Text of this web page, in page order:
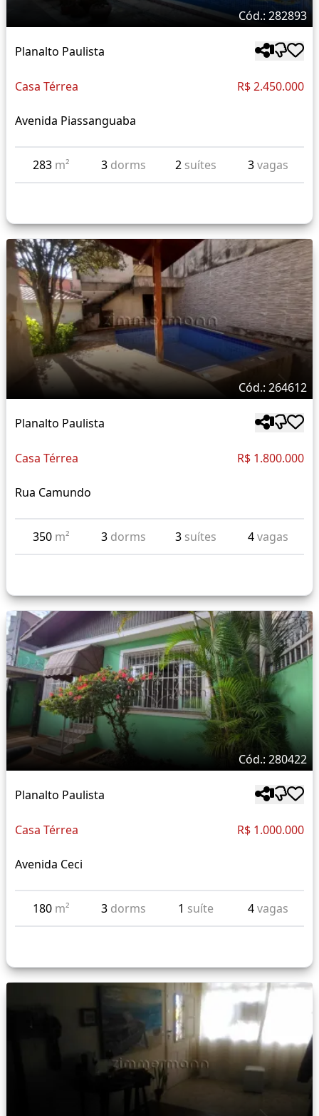
Cód.: 282893
Planalto Paulista
Casa Térrea R$ 2.450.000
Avenida Piassanguaba
283 m² 3 dorms 2 suítes 3vagas
Cód.: 264612
Planalto Paulista
Casa Térrea R$ 1.800.000
Rua Camundo
350 m² 3 dorms 3 suítes 4vagas
Cód.: 280422
Planalto Paulista
Casa Térrea R$ 1.000.000
Avenida Ceci
180 m² 3 dorms 1 suíte 4vagas